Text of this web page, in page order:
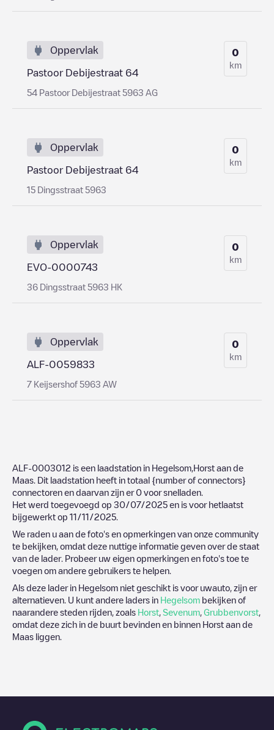
Oppervlak
Pastoor Debijestraat 64
54 Pastoor Debijestraat 5963 AG
0
km
Oppervlak
Pastoor Debijestraat 64
15 Dingsstraat 5963
0
km
Oppervlak
EVO-0000743
36 Dingsstraat 5963 HK
0
km
Oppervlak
ALF-0059833
7 Keijsershof 5963 AW
0
km
ALF-0003012 is een laadstation in Hegelsom Horst aan de
Maas . Dit laadstation heeft in totaal {number of connectors}
connectoren en daarvan zijn er 0 voor snelladen.
Het werd toegevoegd op 30/07/2025 en is voor hetlaatst
bijgewerkt op 11/11/2025
We raden u aan de foto's en opmerkingen van onze community
te bekijken, omdat deze nuttige informatie geven over de staat
van de lader. Probeer uw eigen opmerkingen en foto's toe te
voegen om andere gebruikers te helpen.
Als deze lader in Hegelsom niet geschikt is voor uwauto, zijn er
alternatieven. U kunt andere laders in Hegelsom bekijken of
naarandere steden rijden, zoals Horst Sevenum Grubbenvorst
omdat deze zich in de buurt bevinden en binnen Horst aan de
Maas liggen.